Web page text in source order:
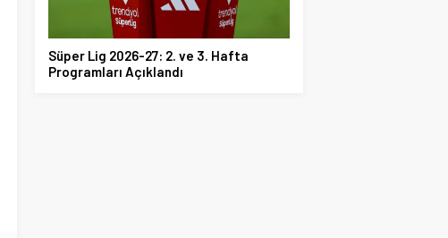
Süper Lig 2026-27: 2. ve 3. Hafta
Programları Açıklandı